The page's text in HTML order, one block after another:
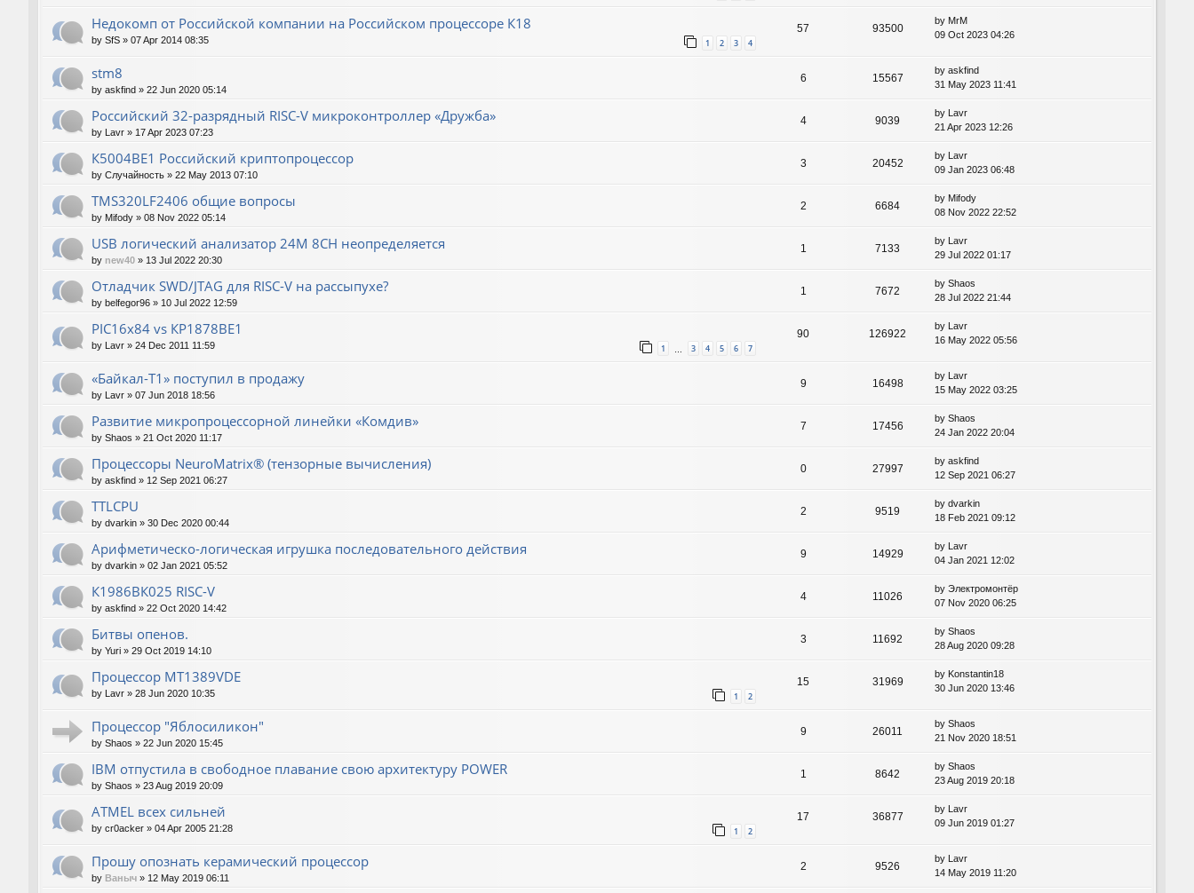
Недокомп от Российской компании на Российском процессоре К18
by SfS » 07 Apr 2014 08:35 1 2 3 4
57 93500
by MrM
09 Oct 2023 04:26
stm8
by askfind » 22 Jun 2020 05:14
6 15567
by askfind
31 May 2023 11:41
Российский 32-разрядный RISC-V микроконтроллер «Дружба»
by Lavr » 17 Apr 2023 07:23
4 9039
by Lavr
21 Apr 2023 12:26
К5004ВЕ1 Российский криптопроцессор
by Случайность » 22 May 2013 07:10
3 20452
by Lavr
09 Jan 2023 06:48
TMS320LF2406 общие вопросы
by Mifody » 08 Nov 2022 05:14
2 6684
by Mifody
08 Nov 2022 22:52
USB логический анализатор 24M 8CH неопределяется
by new40 » 13 Jul 2022 20:30
1 7133
by Lavr
29 Jul 2022 01:17
Отладчик SWD/JTAG для RISC-V на рассыпухе?
by belfegor96 » 10 Jul 2022 12:59
1 7672
by Shaos
28 Jul 2022 21:44
PIC16x84 vs КР1878ВЕ1
by Lavr » 24 Dec 2011 11:59 1 3 4 5 6 7
90 126922
by Lavr
16 May 2022 05:56
«Байкал-T1» поступил в продажу
by Lavr » 07 Jun 2018 18:56
9 16498
by Lavr
15 May 2022 03:25
Развитие микропроцессорной линейки «Комдив»
by Shaos » 21 Oct 2020 11:17
7 17456
by Shaos
24 Jan 2022 20:04
Процессоры NeuroMatrix® (тензорные вычисления)
by askfind » 12 Sep 2021 06:27
0 27997
by askfind
12 Sep 2021 06:27
TTLCPU
by dvarkin » 30 Dec 2020 00:44
2 9519
by dvarkin
18 Feb 2021 09:12
Арифметическо-логическая игрушка последовательного действия
by dvarkin » 02 Jan 2021 05:52
9 14929
by Lavr
04 Jan 2021 12:02
К1986ВК025 RISC-V
by askfind » 22 Oct 2020 14:42
4 11026
by Электромонтёр
07 Nov 2020 06:25
Битвы опенов.
by Yuri » 29 Oct 2019 14:10
3 11692
by Shaos
28 Aug 2020 09:28
Процессор MT1389VDE
by Lavr » 28 Jun 2020 10:35 1 2
15 31969
by Konstantin18
30 Jun 2020 13:46
Процессор "Яблосиликон"
by Shaos » 22 Jun 2020 15:45
9 26011
by Shaos
21 Nov 2020 18:51
IBM отпустила в свободное плавание свою архитектуру POWER
by Shaos » 23 Aug 2019 20:09
1 8642
by Shaos
23 Aug 2019 20:18
ATMEL всех сильней
by cr0acker » 04 Apr 2005 21:28 1 2
17 36877
by Lavr
09 Jun 2019 01:27
Прошу опознать керамический процессор
by Ваныч » 12 May 2019 06:11
2 9526
by Lavr
14 May 2019 11:20